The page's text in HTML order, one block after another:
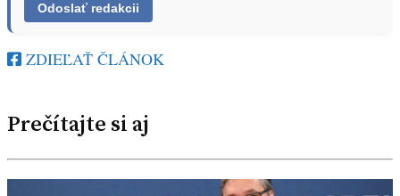
ZDIEĽAŤ ČLÁNOK
Prečítajte si aj